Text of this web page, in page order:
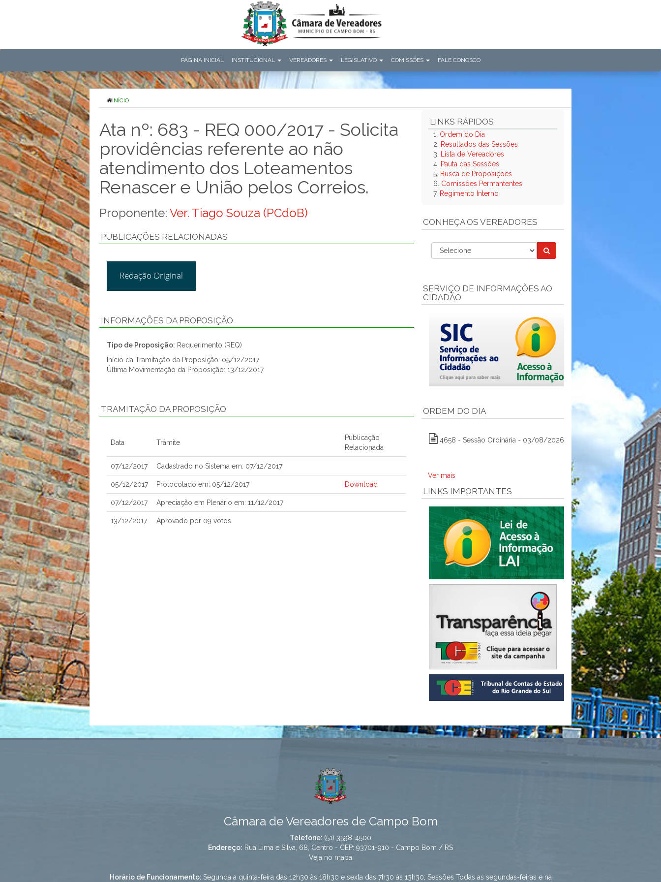
PÁGINA INICIAL INSTITUCIONAL VEREADORES LEGISLATIVO COMISSÕES FALE CONOSCO
INÍCIO
Ata nº: 683 - REQ 000/2017 - Solicita
providências referente ao não
atendimento dos Loteamentos
Renascer e União pelos Correios.
Proponente: Ver. Tiago Souza (PCdoB)
PUBLICAÇÕES RELACIONADAS
Redação Original
INFORMAÇÕES DA PROPOSIÇÃO
Tipo de Proposição: Requerimento (REQ)
Início da Tramitação da Proposição: 05/12/2017
Última Movimentação da Proposição: 13/12/2017
TRAMITAÇÃO DA PROPOSIÇÃO
Data Trâmite
Publicação
Relacionada
07/12/2017 Cadastrado no Sistema em: 07/12/2017
05/12/2017 Protocolado em: 05/12/2017 Download
07/12/2017 Apreciação em Plenário em: 11/12/2017
13/12/2017 Aprovado por 09 votos
LINKS RÁPIDOS
1. Ordem do Dia
2.
Resultados das Sessões
3.
Lista de Vereadores
4. Pauta das Sessões
5. Busca de Proposições
6. Comissões Permantentes
7. Regimento Interno
CONHEÇA OS VEREADORES
SERVIÇO DE INFORMAÇÕES AO
CIDADÃO
ORDEM DO DIA
4658 - Sessão Ordinária - 03/08/2026
Ver mais
LINKS IMPORTANTES
Câmara de Vereadores de Campo Bom
Telefone: (51) 3598-4500
Endereço: Rua Lima e Silva, 68, Centro - CEP: 93701-910 - Campo Bom / RS
Veja no mapa
Horário de Funcionamento: Segunda a quinta-feira das 12h30 às 18h30 e sexta das 7h30 às 13h30; Sessões Todas as segundas-feiras e na